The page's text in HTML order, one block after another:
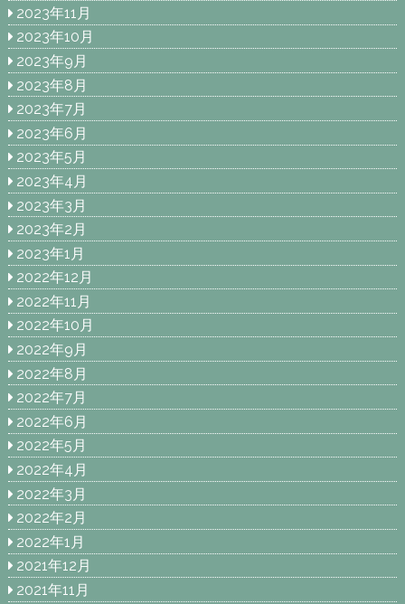
2023年11月
2023年10月
2023年9月
2023年8月
2023年7月
2023年6月
2023年5月
2023年4月
2023年3月
2023年2月
2023年1月
2022年12月
2022年11月
2022年10月
2022年9月
2022年8月
2022年7月
2022年6月
2022年5月
2022年4月
2022年3月
2022年2月
2022年1月
2021年12月
2021年11月